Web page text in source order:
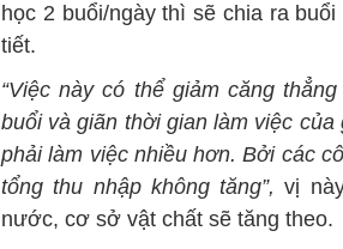
học 2 buổi/ngày thì sẽ chia ra
tiết.
“Việc này có thể giảm căng
buổi và giãn thời gian làm việc
phải làm việc nhiều hơn. Bởi các
tổng thu nhập không tăng”, vị
nước, cơ sở vật chất sẽ tăng theo.